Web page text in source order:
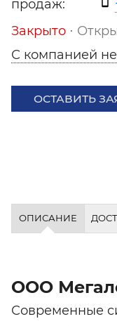
продаж:
Закрыто ⋅
С компанией
ОСТАВИТЬ
ОПИСАНИЕ
ООО
Современные